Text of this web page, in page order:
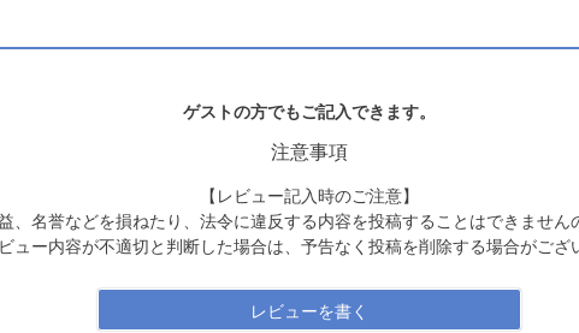
ゲストの方でもご記入できます。
注意事項
【レビュー記入時のご注意】
、名誉などを損ねたり、法令に違反する内容を投稿することはできません
ュー内容が不適切と判断した場合は、予告なく投稿を削除する場合がござ
レビューを書く